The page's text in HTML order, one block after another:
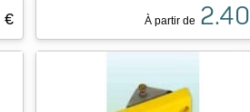
€ À partir de 2.40